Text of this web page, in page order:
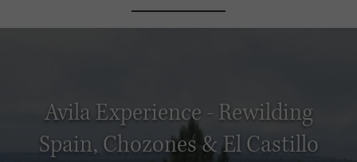
Avila Experience - Rewilding
Spain, Chozones & El Castillo